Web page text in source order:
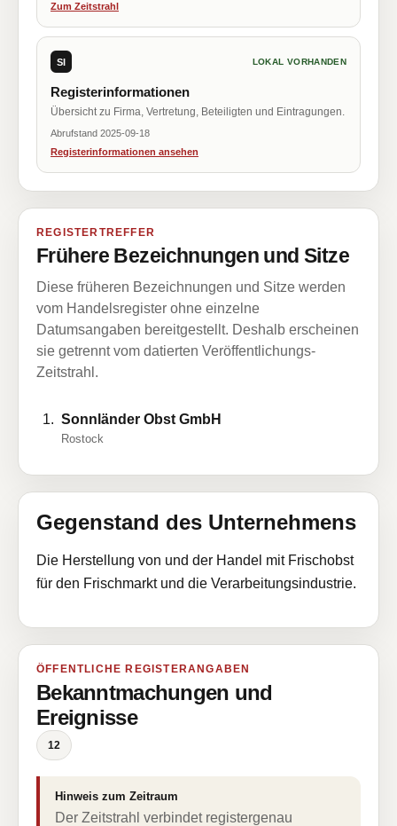
Zum Zeitstrahl
SI LOKAL VORHANDEN
Registerinformationen
Übersicht zu Firma, Vertretung, Beteiligten und Eintragungen.
Abrufstand 2025-09-18
Registerinformationen ansehen
REGISTERTREFFER
Frühere Bezeichnungen und Sitze
Diese früheren Bezeichnungen und Sitze werden
vom Handelsregister ohne einzelne
Datumsangaben bereitgestellt. Deshalb erscheinen
sie getrennt vom datierten Veröffentlichungs-
Zeitstrahl.
Sonnländer Obst GmbH
Rostock
Gegenstand des Unternehmens
Die Herstellung von und der Handel mit Frischobst
für den Frischmarkt und die Verarbeitungsindustrie.
ÖFFENTLICHE REGISTERANGABEN
Bekanntmachungen und
Ereignisse
12
Hinweis zum Zeitraum
Der Zeitstrahl verbindet registergenau